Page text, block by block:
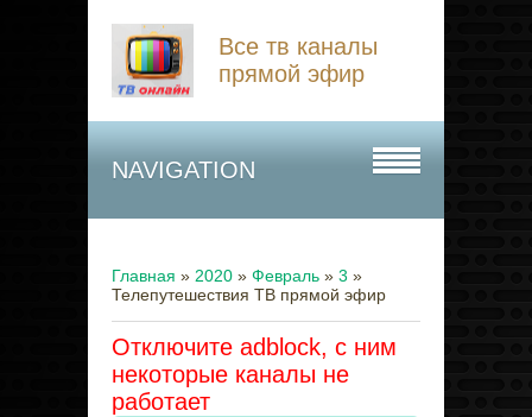
Все тв каналы
прямой эфир
NAVIGATION
Главная » 2020 » Февраль » 3 »
Телепутешествия ТВ прямой эфир
Отключите adblock, с ним
некоторые каналы не
работает